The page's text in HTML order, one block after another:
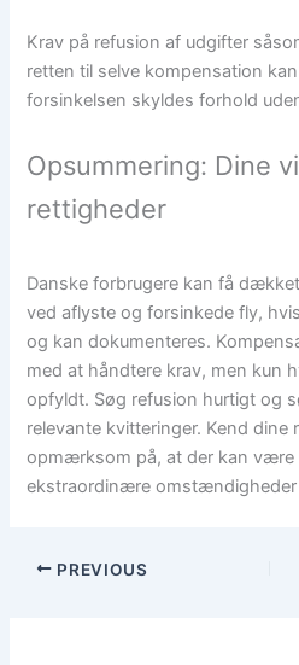
Krav på refusion af udgifter
retten til selve kompensation
forsinkelsen skyldes forhold
Opsummering: Dine
rettigheder
Danske forbrugere kan få
ved aflyste og forsinkede fly,
og kan dokumenteres.
med at håndtere krav, men kun
opfyldt. Søg refusion hurtigt og
relevante kvitteringer. Kend
opmærksom på, at der kan
ekstraordinære omstændigheder
PREVIOUS